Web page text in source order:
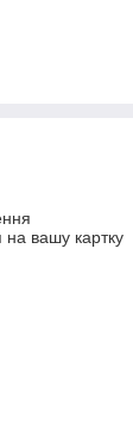
на вашу картку